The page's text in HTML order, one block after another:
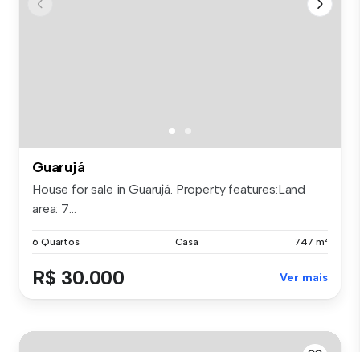
Guarujá
House for sale in Guarujá. Property features:Land
area: 7...
6 Quartos Casa 747 m²
R$ 30.000 Ver mais